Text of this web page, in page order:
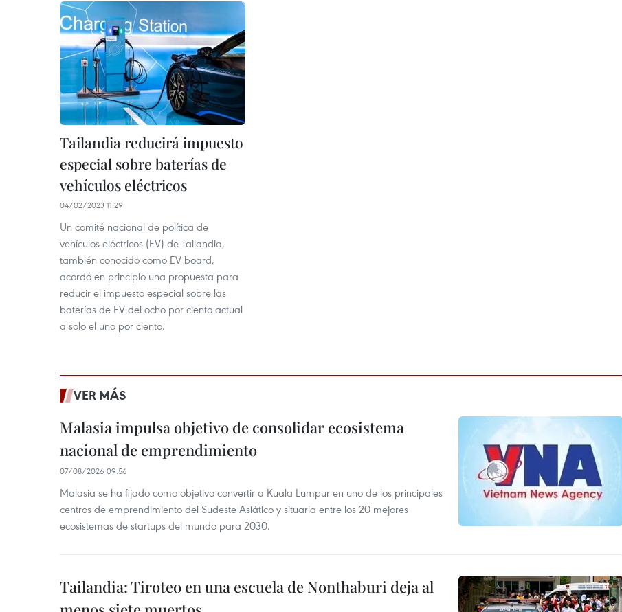
Tailandia reducirá impuesto
especial sobre baterías de
vehículos eléctricos
04/02/2023 11:29
Un comité nacional de política de
vehículos eléctricos (EV) de Tailandia,
también conocido como EV board,
acordó en principio una propuesta para
reducir el impuesto especial sobre las
baterías de EV del ocho por ciento actual
a solo el uno por ciento.
VER MÁS
Malasia impulsa objetivo de consolidar ecosistema
nacional de emprendimiento
07/08/2026 09:56
Malasia se ha fijado como objetivo convertir a Kuala Lumpur en uno de los principales
centros de emprendimiento del Sudeste Asiático y situarla entre los 20 mejores
ecosistemas de startups del mundo para 2030.
Tailandia: Tiroteo en una escuela de Nonthaburi deja al